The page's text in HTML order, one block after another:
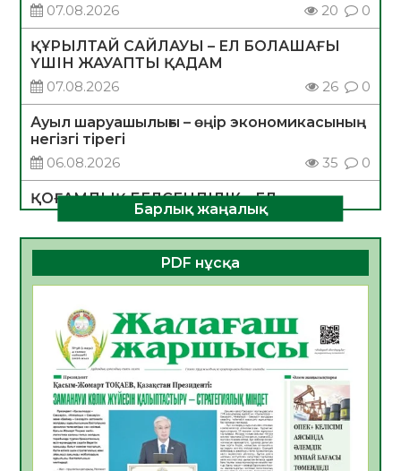
07.08.2026
20 0
ҚҰРЫЛТАЙ САЙЛАУЫ – ЕЛ БОЛАШАҒЫ
ҮШІН ЖАУАПТЫ ҚАДАМ
07.08.2026
26 0
Ауыл шаруашылығы – өңір экономикасының
негізгі тірегі
06.08.2026
35 0
ҚОҒАМДЫҚ БЕЛСЕНДІЛІК – ЕЛ
ДАМУЫНЫҢ НЕГІЗІ
06.08.2026
32 0
ҚҰРЫЛТАЙ САЙЛАУЫ – БОЛАШАҚҚА
БАСТАР ЖАУАПТЫ ТАҢДАУ
06.08.2026
Инфекциялық ауруларға қарсы иммундау
жұмыстарының тиімділігі
06.08.2026
36
Көкжөтел ауруы туралы
06.08.2026
33
Барлық жаңалық
PDF нұсқа